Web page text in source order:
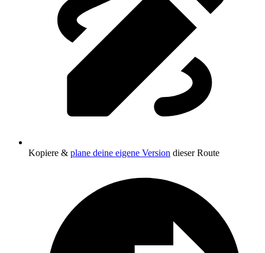
Kopiere & plane deine eigene Version dieser Route